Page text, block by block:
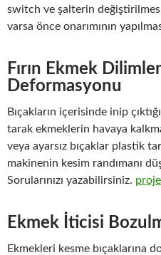
switch ve şalterin
varsa önce onarımının
Fırın Ekmek
Deformasyonu
Bıçakların içerisinde inip
tarak ekmeklerin havaya
veya ayarsız bıçaklar plastik
makinenin kesim randımanı
Sorularınızı yazabilirsiniz.
Ekmek İticisi
Ekmekleri kesme bıçaklarına